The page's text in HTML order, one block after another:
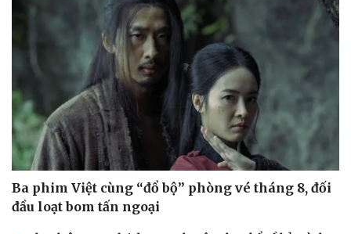
Cải chính
Ba phim Việt cùng “đổ bộ” phòng vé tháng 8, đối
đầu loạt bom tấn ngoại